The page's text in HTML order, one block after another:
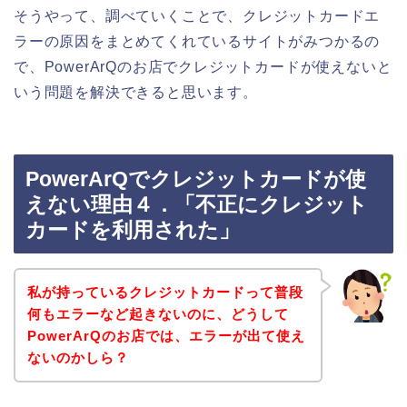
そうやって、調べていくことで、クレジットカードエ
ラーの原因をまとめてくれているサイトがみつかるの
で、PowerArQのお店でクレジットカードが使えないと
いう問題を解決できると思います。
PowerArQでクレジットカードが使
えない理由４．「不正にクレジット
カードを利用された」
私が持っているクレジットカードって普段
何もエラーなど起きないのに、どうして
PowerArQのお店では、エラーが出て使え
ないのかしら？